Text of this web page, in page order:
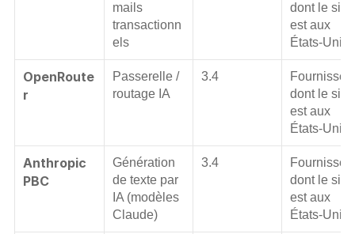
mails
transactionn
els
dont le
est aux
États-Unis.
OpenRoute
r
Passerelle /
routage IA
3.4
dont le
est aux
États-Unis.
Anthropic
PBC
Génération
de texte par
IA (modèles
Claude)
3.4
dont le
est aux
États-Unis.